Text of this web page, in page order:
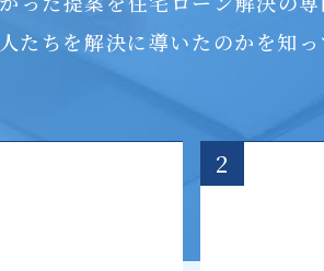
たちを解決に導いたのかを知っ
2